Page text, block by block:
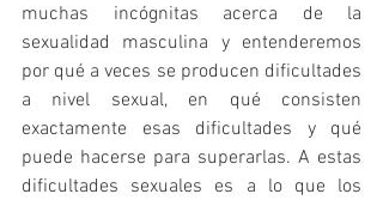
muchas incógnitas acerca de la
sexualidad masculina y entenderemos
por qué a veces se producen dificultades
a nivel sexual, en qué consisten
exactamente esas dificultades y qué
puede hacerse para superarlas. A estas
dificultades sexuales es a lo que los